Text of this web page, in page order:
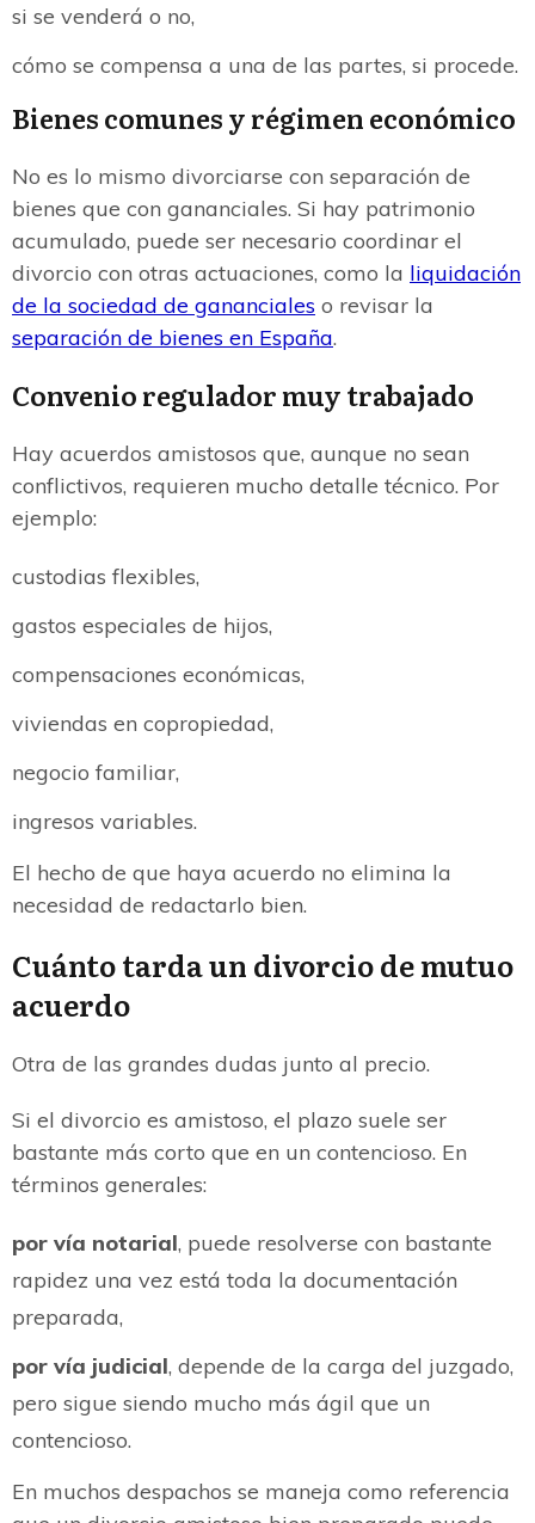
si se venderá o no,
cómo se compensa a una de las partes, si procede.
Bienes comunes y régimen económico
No es lo mismo divorciarse con separación de
bienes que con gananciales. Si hay patrimonio
acumulado, puede ser necesario coordinar el
divorcio con otras actuaciones, como la liquidación
de la sociedad de gananciales o revisar la
separación de bienes en España.
Convenio regulador muy trabajado
Hay acuerdos amistosos que, aunque no sean
conflictivos, requieren mucho detalle técnico. Por
ejemplo:
custodias flexibles,
gastos especiales de hijos,
compensaciones económicas,
viviendas en copropiedad,
negocio familiar,
ingresos variables.
El hecho de que haya acuerdo no elimina la
necesidad de redactarlo bien.
Cuánto tarda un divorcio de mutuo
acuerdo
Otra de las grandes dudas junto al precio.
Si el divorcio es amistoso, el plazo suele ser
bastante más corto que en un contencioso. En
términos generales:
por vía notarial, puede resolverse con bastante
rapidez una vez está toda la documentación
preparada,
por vía judicial, depende de la carga del juzgado,
pero sigue siendo mucho más ágil que un
contencioso.
En muchos despachos se maneja como referencia